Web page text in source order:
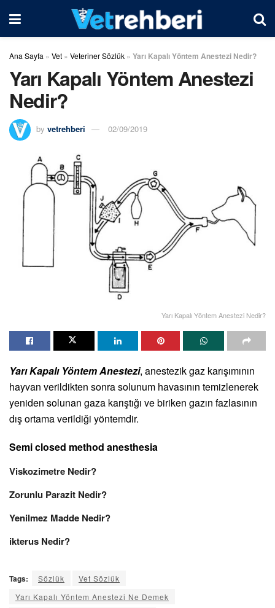
Ana Sayfa » Vet » Veteriner Sözlük » Yarı Kapalı Yöntem Anestezi Nedir?
Yarı Kapalı Yöntem Anestezi
Nedir?
by vetrehberi 02/09/2019
Yarı Kapalı Yöntem Anestezi Nedir?
Yarı Kapalı Yöntem Anestezi, anestezik gaz karışımının
hayvan verildikten sonra solunum havasının temizlenerek
yeniden solunan gaza karıştığı ve biriken gazın fazlasının
dış ortama verildiği yöntemdir.
Semi closed method anesthesia
Viskozimetre Nedir?
Zorunlu Parazit Nedir?
Yenilmez Madde Nedir?
ikterus Nedir?
Tags: Sözlük
Vet Sözlük
Yarı Kapalı Yöntem Anestezi Ne Demek